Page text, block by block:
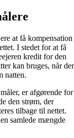
at få kompensation
I stedet for at få
kredit for den
kan bruges, når der
natten.
er afgørende for
den strøm, der
tilbage til nettet.
samlede mængde